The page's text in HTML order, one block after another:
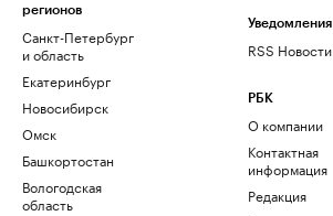
регионов
Санкт-Петербург
и область
Екатеринбург
Новосибирск
Омск
Башкортостан
Вологодская
область
Уведомления
RSS Новости
РБК
О компании
Контактная
информация
Редакция